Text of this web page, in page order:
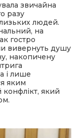
звичайна
разу
людей.
на
гостро
вивернуть душу
накопичену
і лише
яким
який